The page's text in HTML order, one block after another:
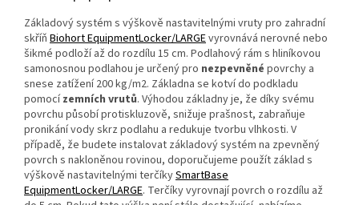
Základový systém s výškově nastavitelnými vruty pro zahradní
skříň Biohort EquipmentLocker/LARGEvyrovnává nerovné nebo
šikmé podloží až do rozdílu 15 cm. Podlahový rám s hliníkovou
samonosnou podlahou je určený pro nezpevněné povrchy a
snese zatížení 200 kg/m2. Základna se kotví do podkladu
pomocízemních vrutů. Výhodou základny je, že díky svému
povrchu působí protiskluzově, snižuje prašnost, zabraňuje
pronikání vody skrz podlahu a redukuje tvorbu vlhkosti. V
případě, že budete instalovat základový systém na zpevněný
povrch s nakloněnou rovinou, doporučujeme použít základ s
výškově nastavitelnými terčíkySmartBase
EquipmentLocker/LARGE. Terčíky vyrovnají povrch o rozdílu až